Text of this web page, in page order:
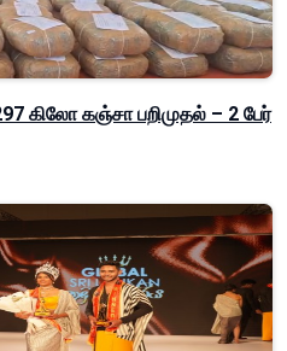
கிலோ கஞ்சா பறிமுதல் – 2 பேர்